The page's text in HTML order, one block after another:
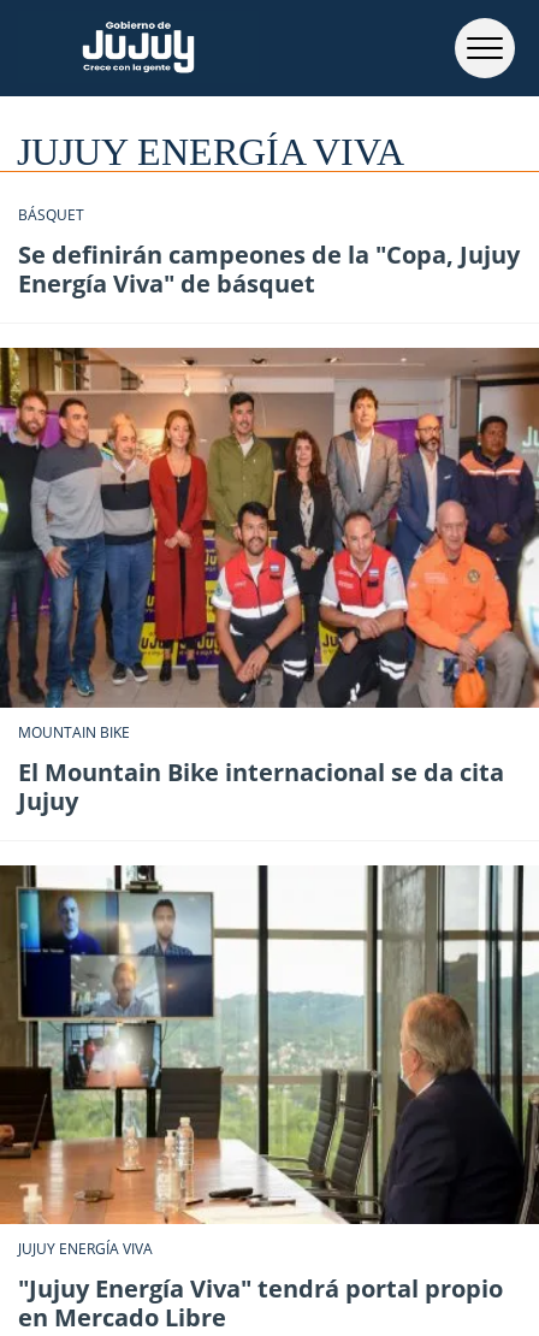
JUJUY ENERGÍA VIVA
BÁSQUET
Se definirán campeones de la "Copa, Jujuy
Energía Viva" de básquet
MOUNTAIN BIKE
El Mountain Bike internacional se da cita
Jujuy
JUJUY ENERGÍA VIVA
"Jujuy Energía Viva" tendrá portal propio
en Mercado Libre